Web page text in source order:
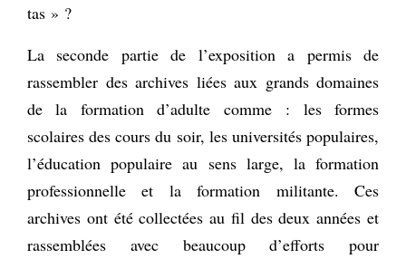
tas » ?
La seconde partie de l’exposition a permis de
rassembler des archives liées aux grands domaines
de la formation d’adulte comme : les formes
scolaires des cours du soir, les universités populaires,
l’éducation populaire au sens large, la formation
professionnelle et la formation militante. Ces
archives ont été collectées au fil des deux années et
rassemblées avec beaucoup d’efforts pour